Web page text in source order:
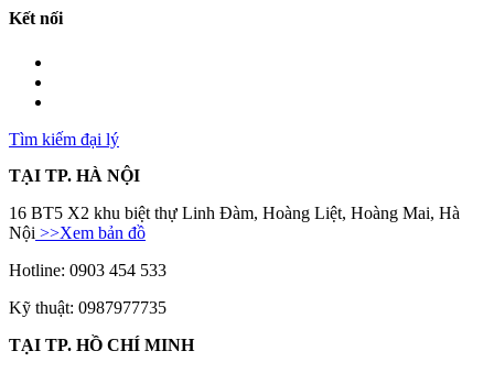
Kết nối
Tìm kiếm đại lý
TẠI TP. HÀ NỘI
16 BT5 X2 khu biệt thự Linh Đàm, Hoàng Liệt, Hoàng Mai, Hà
Nội >>Xem bản đồ
Hotline: 0903 454 533
Kỹ thuật: 0987977735
TẠI TP. HỒ CHÍ MINH